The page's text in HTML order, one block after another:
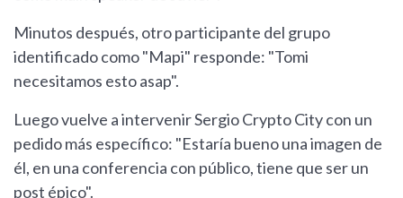
Minutos después, otro participante del grupo
identificado como "Mapi" responde: "Tomi
necesitamos esto asap".
Luego vuelve a intervenir Sergio Crypto City con un
pedido más específico: "Estaría bueno una imagen de
él, en una conferencia con público, tiene que ser un
post épico".